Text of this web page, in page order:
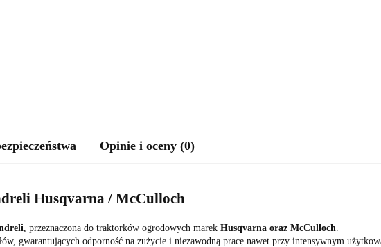
Opinie i oceny (0)
Husqvarna / McCulloch
, przeznaczona do traktorków ogrodowych marek Husqvarna oraz McCulloch
gwarantujących odporność na zużycie i niezawodną pracę nawet przy intensywnym